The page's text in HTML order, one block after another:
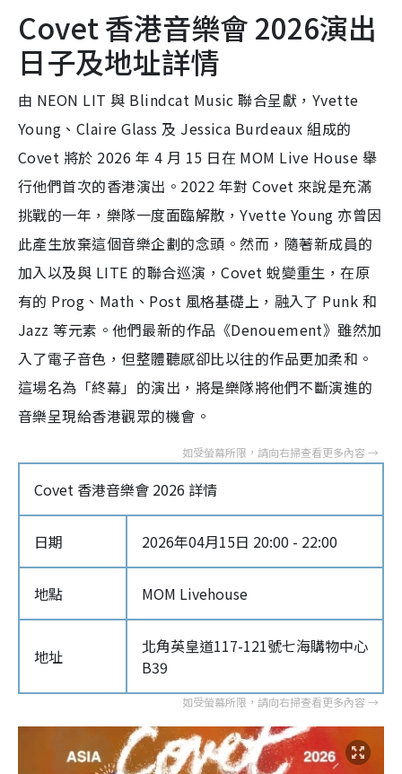
Covet 香港音樂會 2026演出
日子及地址詳情
由 NEON LIT 與 Blindcat Music 聯合呈獻，Yvette
Young、Claire Glass 及 Jessica Burdeaux 組成的
Covet 將於 2026 年 4 月 15 日在 MOM Live House 舉
行他們首次的香港演出。2022 年對 Covet 來說是充滿
挑戰的一年，樂隊一度面臨解散，Yvette Young 亦曾因
此產生放棄這個音樂企劃的念頭。然而，隨著新成員的
加入以及與 LITE 的聯合巡演，Covet 蛻變重生，在原
有的 Prog、Math、Post 風格基礎上，融入了 Punk 和
Jazz 等元素。他們最新的作品《Denouement》雖然加
入了電子音色，但整體聽感卻比以往的作品更加柔和。
這場名為「終幕」的演出，將是樂隊將他們不斷演進的
音樂呈現給香港觀眾的機會。
Covet 香港音樂會 2026 詳情
日期 2026年04月15日 20:00 - 22:00
地點 MOM Livehouse
地址
北角英皇道117-121號七海購物中心
B39